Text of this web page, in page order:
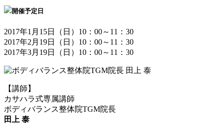
開催予定日
2017年1月15日（日）10：00～11：30
2017年2月19日（日）10：00～11：30
2017年3月19日（日）10：00～11：30
【講師】
カサハラ式専属講師
ボディバランス整体院TGM院長
田上 泰